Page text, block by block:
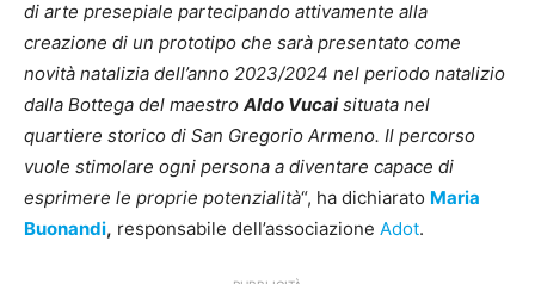
di arte presepiale partecipando attivamente alla
creazione di un prototipo che sarà presentato come
novità natalizia dell’anno 2023/2024 nel periodo natalizio
dalla Bottega del maestro Aldo Vucaisituata nel
quartiere storico di San Gregorio Armeno. Il percorso
vuole stimolare ogni persona a diventare capace di
esprimere le proprie potenzialità“, ha dichiarato Maria
Buonandi, responsabile dell’associazione Adot.